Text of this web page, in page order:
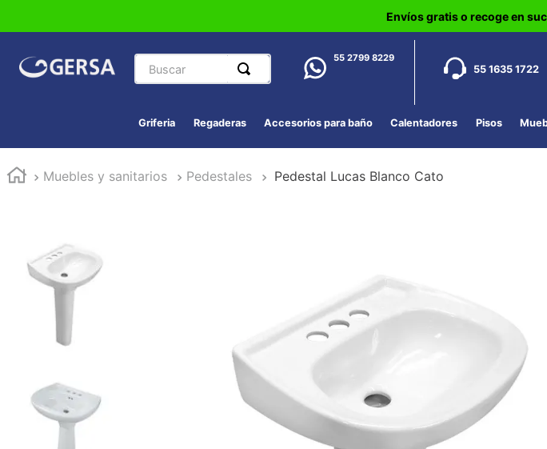
Envíos gratis o recoge en
Buscar 55 2799 8229
55 1635 1722
Griferia Regaderas Accesorios para baño Calentadores Pisos
Muebles y sanitarios Pedestales Pedestal Lucas Blanco Cato